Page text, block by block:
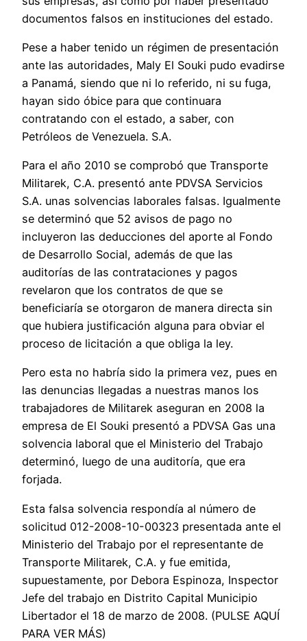
documentos falsos en instituciones del estado.
Pese a haber tenido un régimen de presentación
ante las autoridades, Maly El Souki pudo evadirse
a Panamá, siendo que ni lo referido, ni su fuga,
hayan sido óbice para que continuara
contratando con el estado, a saber, con
Petróleos de Venezuela. S.A.
Para el año 2010 se comprobó que Transporte
Militarek, C.A. presentó ante PDVSA Servicios
S.A. unas solvencias laborales falsas. Igualmente
se determinó que 52 avisos de pago no
incluyeron las deducciones del aporte al Fondo
de Desarrollo Social, además de que las
auditorías de las contrataciones y pagos
revelaron que los contratos de que se
beneficiaría se otorgaron de manera directa sin
que hubiera justificación alguna para obviar el
proceso de licitación a que obliga la ley.
Pero esta no habría sido la primera vez, pues en
las denuncias llegadas a nuestras manos los
trabajadores de Militarek aseguran en 2008 la
empresa de El Souki presentó a PDVSA Gas una
solvencia laboral que el Ministerio del Trabajo
determinó, luego de una auditoría, que era
forjada.
Esta falsa solvencia respondía al número de
solicitud 012-2008-10-00323 presentada ante el
Ministerio del Trabajo por el representante de
Transporte Militarek, C.A. y fue emitida,
supuestamente, por Debora Espinoza, Inspector
Jefe del trabajo en Distrito Capital Municipio
Libertador el 18 de marzo de 2008. (PULSE AQUÍ
PARA VER MÁS)